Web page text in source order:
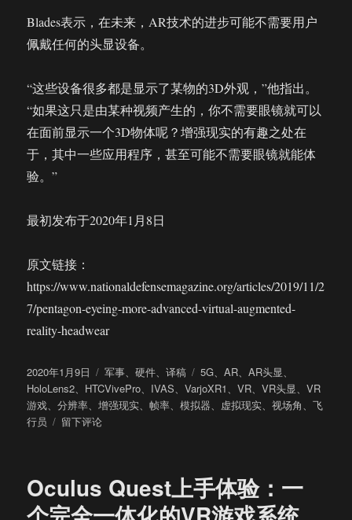
Blades表示，在未来，AR技术的进步可能不需要用户
佩戴任何的头显设备。
“这些设备很多都是显示了某物的3D外观，”他指出。
“如果这只是由某种视频产生的，你不需要眼镜就可以
在面前显示一个3D物体呢？增强现实的有趣之处在
于，其中一些应用程序，甚至可能不需要眼镜就能体
验。”
最初发布于2020年1月8日
原文链接：
https://www.nationaldefensemagazine.org/articles/2019/11/2
7/pentagon-eyeing-more-advanced-virtual-augmented-
reality-headwear
发
布
于
2020年1月9日
分
类
军事、硬件、译稿
标
签
5G、AR、AR头显、
HoloLens2、 HTCVivePro、 IVAS、VarjoXR1、VR、VR头显、VR
游戏、分辨率、增强现实、帧率、模拟器、 虚拟现实、视场角、飞
行员
于
练、
作
留下评论
Oculus Quest上手体验：一